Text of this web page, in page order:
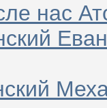
нас